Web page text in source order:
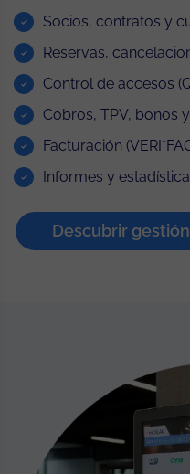
Socios, contratos y
Reservas,
Control de accesos
Cobros, TPV, bonos
Facturación
Informes y
Descubrir gestión